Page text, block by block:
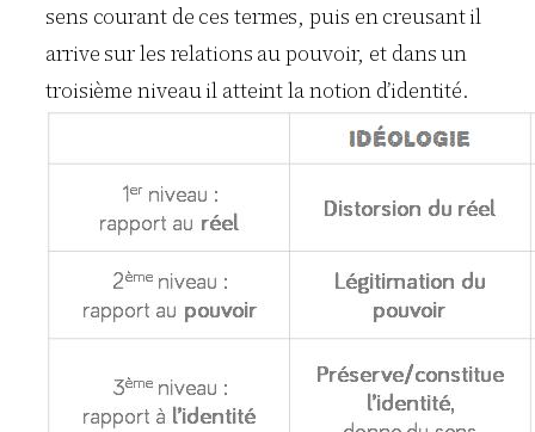
sens courant de ces termes, puis en creusant il
arrive sur les relations au pouvoir, et dans un
troisième niveau il atteint la notion d’identité.